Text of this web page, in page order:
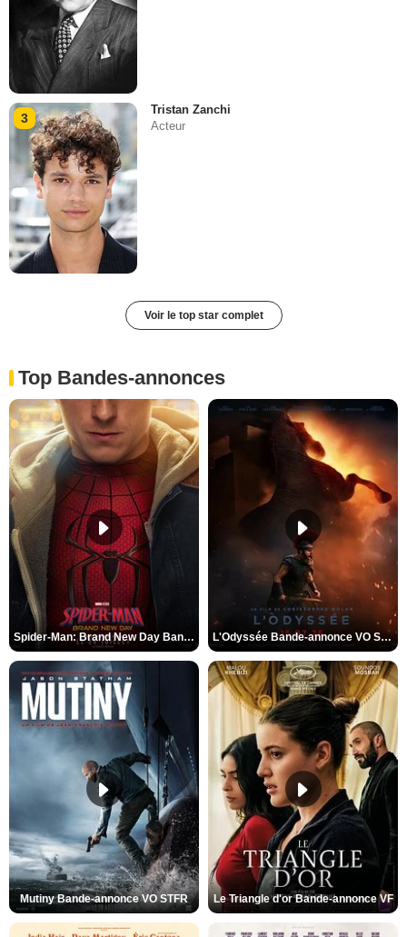
3
Tristan Zanchi
Acteur
Voir le top star complet
Top Bandes-annonces
Spider-Man: Brand New Day Bande-annonce VO STFR L'Odyssée Bande-annonce VO STFR
Mutiny Bande-annonce VO STFR Le Triangle d'or Bande-annonce VF